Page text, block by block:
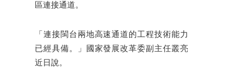
區連接通道。
「連接閩台兩地高速通道的工程技術能力
已經具備。」國家發展改革委副主任叢亮
近日說。